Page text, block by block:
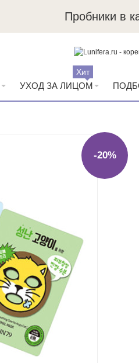
Пробники в
УХОД ЗА ЛИЦОМ
Хит
-20%